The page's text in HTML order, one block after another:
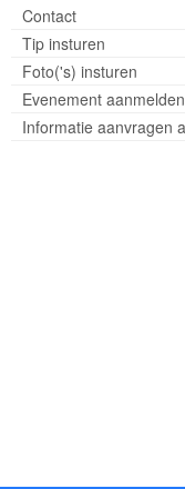
Contact
Tip insturen
Foto('s) insturen
Evenement aanmelden
Informatie aanvragen